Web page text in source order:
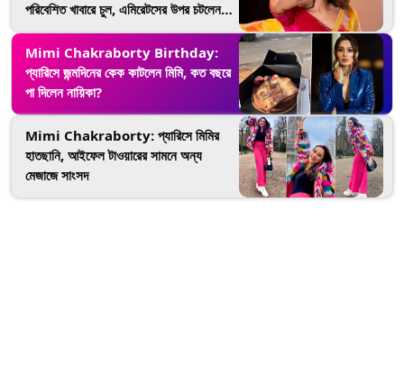
পরিবেশিত খাবারে চুল, এমিরেটসের উপর চটলেন
মিমি চক্রবর্তী
Mimi Chakraborty Birthday:
প্যারিসে জন্মদিনের কেক কাটলেন মিমি, কত বছরে
পা দিলেন নায়িকা?
Mimi Chakraborty: প্যারিসে মিমির
হাতছানি, আইফেল টাওয়ারের সামনে অন্য
মেজাজে সাংসদ